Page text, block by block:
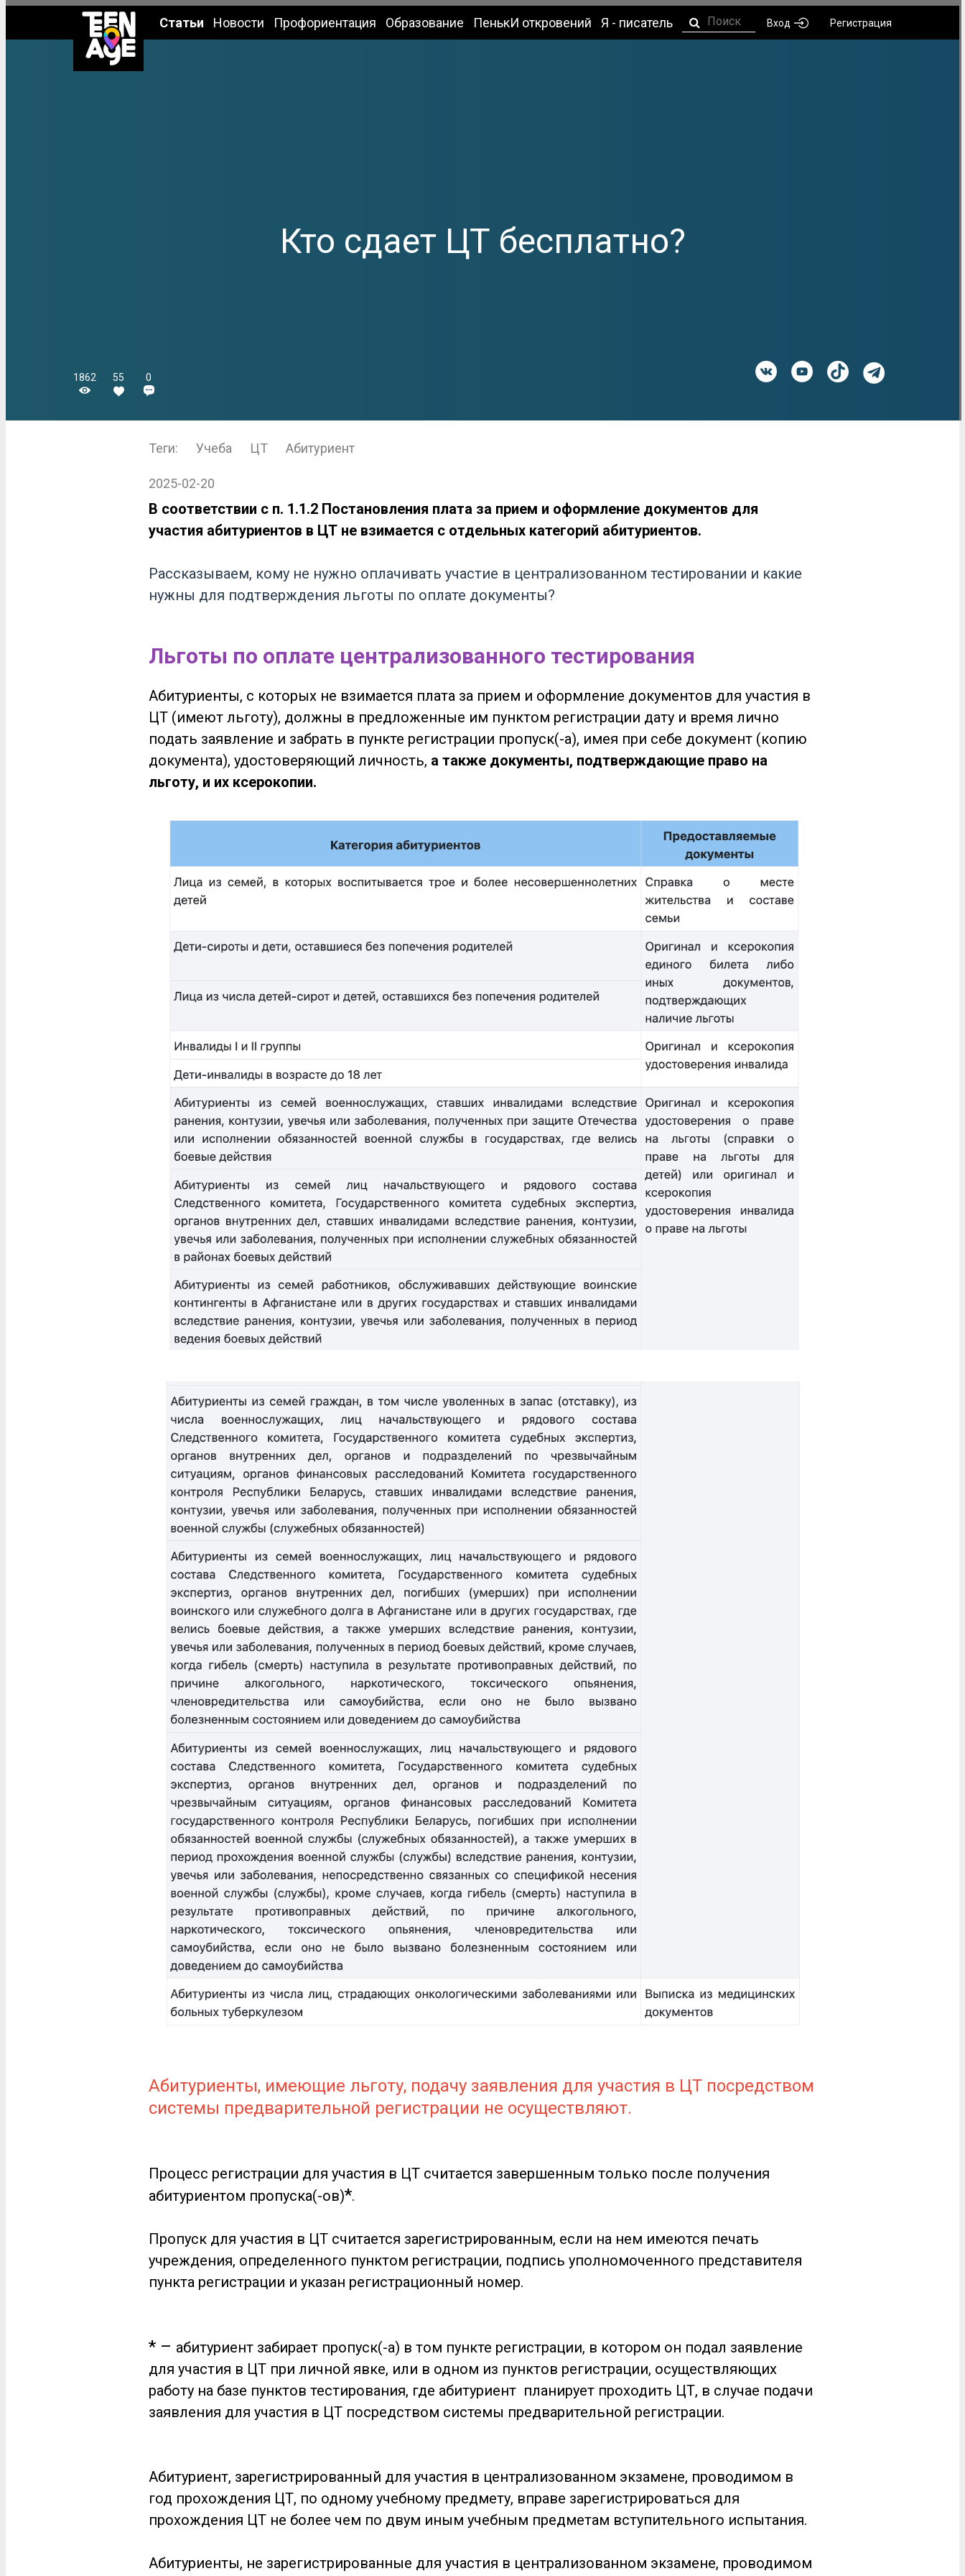
Статьи Новости Профориентация Образование ПенькИ откровений Я - писатель Вход Регистрация
Кто сдает ЦТ бесплатно?
1862 55 0
Теги: Учеба ЦТ Абитуриент
2025-02-20
В соответствии с п. 1.1.2 Постановления плата за прием и оформление документов для
участия абитуриентов в ЦТ не взимается с отдельных категорий абитуриентов.
Рассказываем, кому не нужно оплачивать участие в централизованном тестировании и какие
нужны для подтверждения льготы по оплате документы?
Льготы по оплате централизованного тестирования
Абитуриенты, с которых не взимается плата за прием и оформление документов для участия в
ЦТ (имеют льготу), должны в предложенные им пунктом регистрации дату и время лично
подать заявление и забрать в пункте регистрации пропуск(-а), имея при себе документ (копию
документа), удостоверяющий личность, а также документы, подтверждающие право на
льготу, и их ксерокопии.
Абитуриенты, имеющие льготу, подачу заявления для участия в ЦТ посредством
системы предварительной регистрации не осуществляют.
Процесс регистрации для участия в ЦТ считается завершенным только после получения
абитуриентом пропуска(-ов)*.
Пропуск для участия в ЦТ считается зарегистрированным, если на нем имеются печать
учреждения, определенного пунктом регистрации, подпись уполномоченного представителя
пункта регистрации и указан регистрационный номер.
* – абитуриент забирает пропуск(-а) в том пункте регистрации, в котором он подал заявление
для участия в ЦТ при личной явке, или в одном из пунктов регистрации, осуществляющих
работу на базе пунктов тестирования, где абитуриент планирует проходить ЦТ, в случае подачи
заявления для участия в ЦТ посредством системы предварительной регистрации.
Абитуриент, зарегистрированный для участия в централизованном экзамене, проводимом в
год прохождения ЦТ, по одному учебному предмету, вправе зарегистрироваться для
прохождения ЦТ не более чем по двум иным учебным предметам вступительного испытания.
Абитуриенты, не зарегистрированные для участия в централизованном экзамене, проводимом